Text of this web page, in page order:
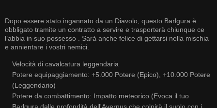
Dopo essere stato ingannato da un Diavolo, questo Barlgura è
obbligato tramite un contratto a servire e trasporterà chiunque ce
l’abbia in suo possesso . Sarà anche felice di gettarsi nella mischia
e annientare i vostri nemici.
Velocità di cavalcatura leggendaria
Potere equipaggiamento: +5.000 Potere (Epico), +10.000 Potere
(Leggendario)
Potere da combattimento: Impatto meteorico (Evoca il tuo